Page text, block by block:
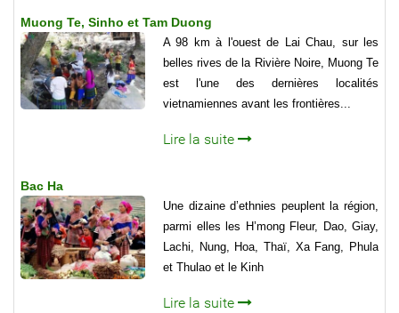
Muong Te, Sinho et Tam Duong
A 98 km à l'ouest de Lai Chau, sur les
belles rives de la Rivière Noire, Muong Te
est l'une des dernières localités
vietnamiennes avant les frontières...
Lire la suite
Bac Ha
Une dizaine d’ethnies peuplent la région,
parmi elles les H’mong Fleur, Dao, Giay,
Lachi, Nung, Hoa, Thaï, Xa Fang, Phula
et Thulao et le Kinh
Lire la suite